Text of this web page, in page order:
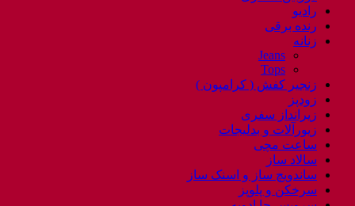
رادیو
رنده برقی
زنانه
Jeans
Tops
زنجیر کفش ( کرامپون )
زودپز
زیرانداز سفری
زیورآلات و بدلیجات
ساعت مچی
سالاد ساز
ساندویچ ساز و اسنک ساز
سرخکن و پلوپز